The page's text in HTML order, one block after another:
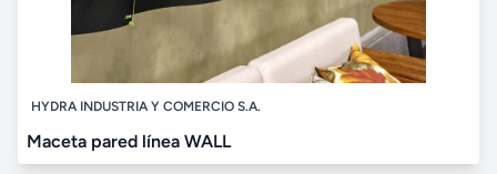
HYDRA INDUSTRIA Y COMERCIO S.A.
Maceta pared línea WALL